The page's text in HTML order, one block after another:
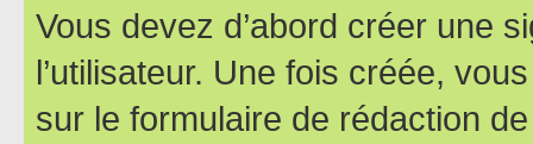
Vous devez d’abord créer une
l’utilisateur. Une fois créée,
sur le formulaire de rédaction